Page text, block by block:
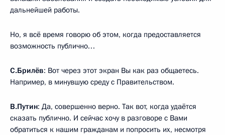
дальнейшей работы.
Но, я всё время говорю об этом, когда предоставляется
возможность публично…
С.Брилёв: Вот через этот экран Вы как раз общаетесь.
Например, в минувшую среду с Правительством.
В.Путин: Да, совершенно верно. Так вот, когда удаётся
сказать публично. И сейчас хочу в разговоре с Вами
обратиться к нашим гражданам и попросить их, несмотря